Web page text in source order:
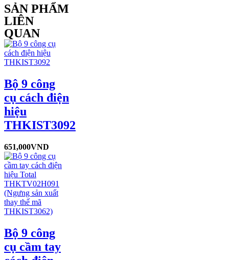
SẢN PHẨM
LIÊN
QUAN
Bộ 9 công
cụ cách điện
hiệu
THKIST3092
651,000VND
Bộ 9 công
cụ cầm tay